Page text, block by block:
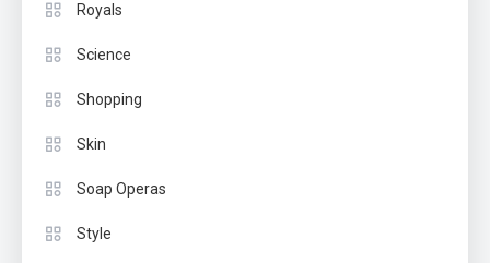
Royals
Science
Shopping
Skin
Soap Operas
Style